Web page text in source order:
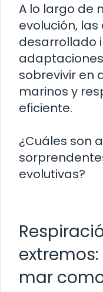
A lo largo de
evolución,
desarrollado
sobrevivir en
marinos y
eficiente.
¿Cuáles son
evolutivas?
mar